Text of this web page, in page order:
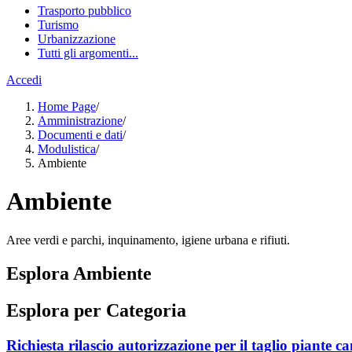
Trasporto pubblico
Turismo
Urbanizzazione
Tutti gli argomenti...
Accedi
Home Page/
Amministrazione/
Documenti e dati/
Modulistica/
Ambiente
Ambiente
Aree verdi e parchi, inquinamento, igiene urbana e rifiuti.
Esplora Ambiente
Esplora per Categoria
Richiesta rilascio autorizzazione per il taglio piante